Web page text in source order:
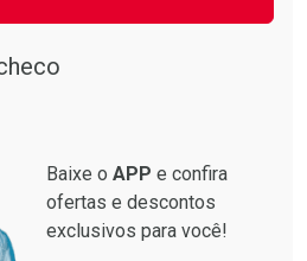
Baixe o APP e confira
ofertas e descontos
exclusivos para você!